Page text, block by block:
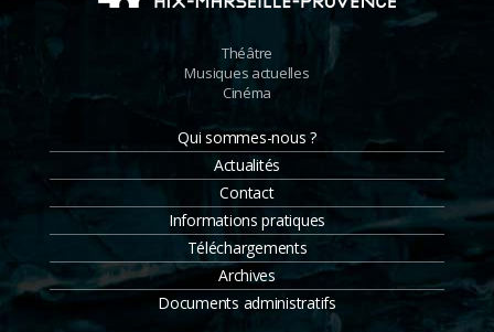
Théâtre
Musiques actuelles
Cinéma
Qui sommes-nous ?
Actualités
Contact
Informations pratiques
Téléchargements
Archives
Documents administratifs